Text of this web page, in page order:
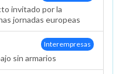
invitado por la
jornadas europeas
Interempresas
sin armarios